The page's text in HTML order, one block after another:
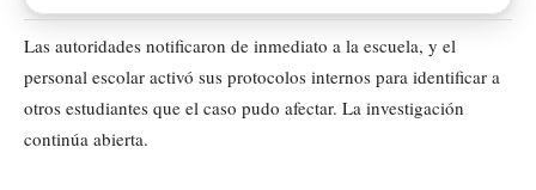
Las autoridades notificaron de inmediato a la escuela, y el
personal escolar activó sus protocolos internos para identificar a
otros estudiantes que el caso pudo afectar. La investigación
continúa abierta.